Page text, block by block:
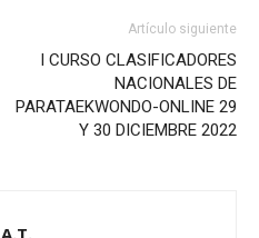
Artículo siguiente
I CURSO CLASIFICADORES
NACIONALES DE
PARATAEKWONDO-ONLINE 29
Y 30 DICIEMBRE 2022